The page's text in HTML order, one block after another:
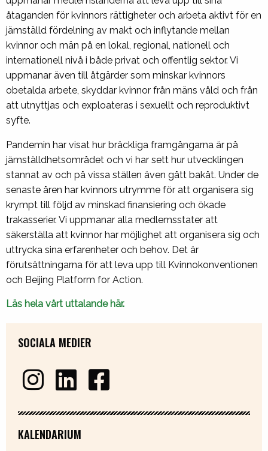
åtaganden för kvinnors rättigheter och arbeta aktivt för en
jämställd fördelning av makt och inflytande mellan
kvinnor och män på en lokal, regional, nationell och
internationell nivå i både privat och offentlig sektor. Vi
uppmanar även till åtgärder som minskar kvinnors
obetalda arbete, skyddar kvinnor från mäns våld och från
att utnyttjas och exploateras i sexuellt och reproduktivt
syfte.
Pandemin har visat hur bräckliga framgångarna är på
jämställdhetsområdet och vi har sett hur utvecklingen
stannat av och på vissa ställen även gått bakåt. Under de
senaste åren har kvinnors utrymme för att organisera sig
krympt till följd av minskad finansiering och ökade
trakasserier. Vi uppmanar alla medlemsstater att
säkerställa att kvinnor har möjlighet att organisera sig och
uttrycka sina erfarenheter och behov. Det är
förutsättningarna för att leva upp till Kvinnokonventionen
och Beijing Platform for Action.
Läs hela vårt uttalande här.
SOCIALA MEDIER
KALENDARIUM